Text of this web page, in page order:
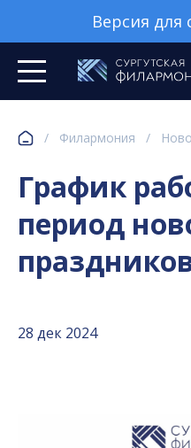
Версия для
/ Филармония /
График
период
28 дек 2024